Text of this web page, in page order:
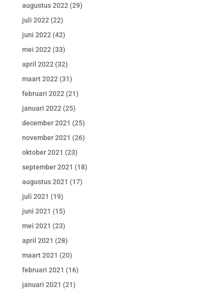
augustus 2022 (29)
juli 2022 (22)
juni 2022 (42)
mei 2022 (33)
april 2022 (32)
maart 2022 (31)
februari 2022 (21)
januari 2022 (25)
december 2021 (25)
november 2021 (26)
oktober 2021 (23)
september 2021 (18)
augustus 2021 (17)
juli 2021 (19)
juni 2021 (15)
mei 2021 (23)
april 2021 (28)
maart 2021 (20)
februari 2021 (16)
januari 2021 (21)